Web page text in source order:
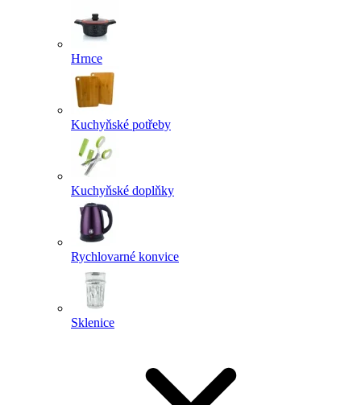
Hrnce
Kuchyňské potřeby
Kuchyňské doplňky
Rychlovarné konvice
Sklenice